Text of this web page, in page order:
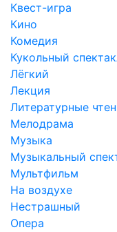
Квест-игра
Кино
Комедия
Кукольный
Лёгкий
Лекция
Литературные
Мелодрама
Музыка
Музыкальный
Мультфильм
На воздухе
Нестрашный
Опера